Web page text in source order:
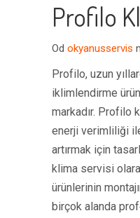
Profilo
Od okyanusservis
Profilo, uzun
iklimlendirme
markadır. Profilo
enerji verimliliği
artırmak için
klima servisi
ürünlerinin
birçok alanda